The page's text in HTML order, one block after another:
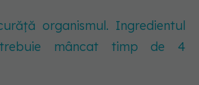
organismul. Ingredientul
mâncat timp de 4